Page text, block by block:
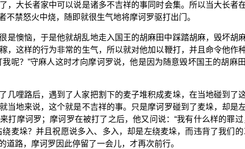
，大长者家中可以说是诸多不吉祥的事同时会集。所以当大长者
禁怒火中烧，随即就很生气地将摩诃罗驱打出门。
是懊恼，于是他就胡乱地走入国王的胡麻田中踩踏胡麻，毁坏胡
，这样的行为非常的生气，所以就对他加以鞭打，并且命令他作
呢？”守麻人这时才向摩诃罗说，他是因为随意毁坏国王的胡麻
几哩路后，遇到了人家把割下的麦子堆积成麦垛，在当地碰到了
当地来说，这个就是不吉祥的事。只是摩诃罗碰到了麦垛，却是
打摩诃罗；摩诃罗在被打了之后，他又问说：“我有什么样的罪
麦垛？并且祝愿说多入、多入，却是左绕麦垛，而违背了我们
路，摩诃罗因此停留了一会儿，才再次前行。